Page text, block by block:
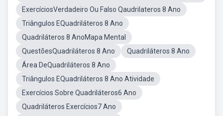
ExercíciosVerdadeiro Ou Falso Qaudrilateros 8 Ano
Triângulos EQuadriláteros 8 Ano
Quadriláteros 8 AnoMapa Mental
QuestõesQuadriláteros 8 Ano
Quadriláteros 8 Ano
Área DeQuadriláteros 8 Ano
Triângulos EQuadriláteros 8 Ano Atividade
Exercícios Sobre Quadriláteros6 Ano
Quadriláteros Exercícios7 Ano